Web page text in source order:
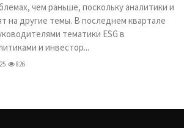
чем раньше, поскольку аналитики и
на другие темы. В последнем квартале
тематики ESG в
и инвестор...
826